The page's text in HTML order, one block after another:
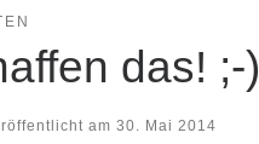
das! ;-)
am 30. Mai 2014